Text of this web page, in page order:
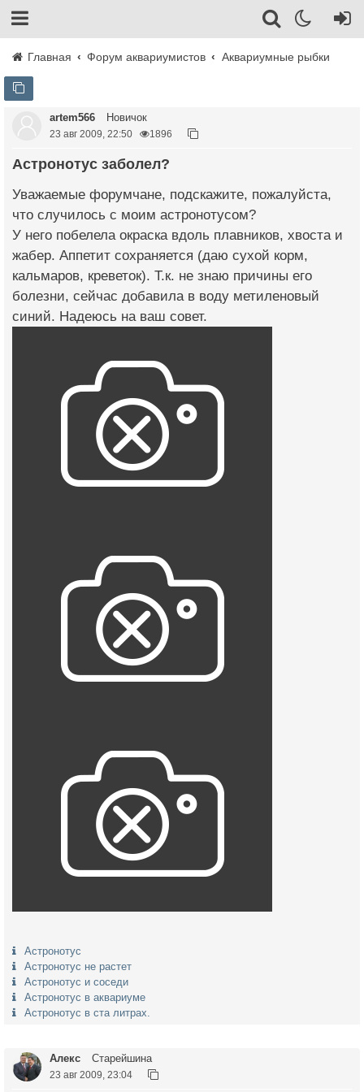
Главная Форум аквариумистов Аквариумные рыбки
artem566 Новичок
23 авг 2009, 22:50 1896
Астронотус заболел?
Уважаемые форумчане, подскажите, пожалуйста,
что случилось с моим астронотусом?
У него побелела окраска вдоль плавников, хвоста и
жабер. Аппетит сохраняется (даю сухой корм,
кальмаров, креветок). Т.к. не знаю причины его
болезни, сейчас добавила в воду метиленовый
синий. Надеюсь на ваш совет.
Астронотус
Астронотус не растет
Астронотус и соседи
Астронотус в аквариуме
Астронотус в ста литрах.
Алекс Старейшина
23 авг 2009, 23:04